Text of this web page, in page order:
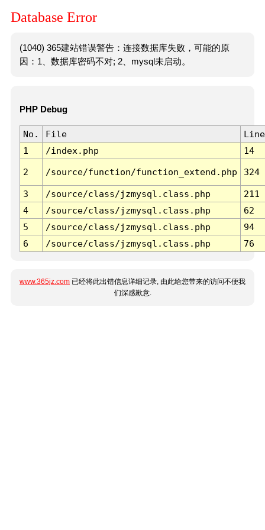
Database Error
(1040) 365建站错误警告：连接数据库失败，可能的原
因：1、数据库密码不对; 2、mysql未启动。
PHP Debug
No. File
Line
1
/index.php 14
2 /source/function/function_extend.php 324
3 /source/class/jzmysql.class.php
211
4
/source/class/jzmysql.class.php
62
5
/source/class/jzmysql.class.php
94
6
/source/class/jzmysql.class.php 76
www.365jz.com 已经将此出错信息详细记录, 由此给您带来的访问不便我
们深感歉意.